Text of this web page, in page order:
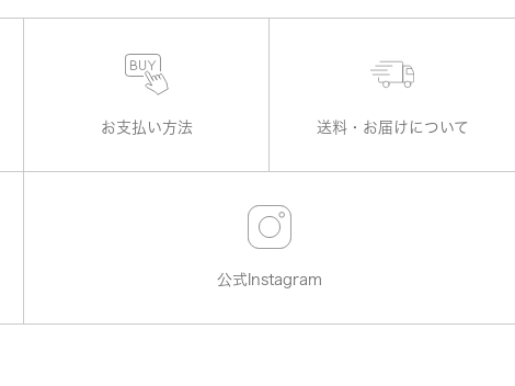
お支払い方法 送料・お届けについて
公式Instagram